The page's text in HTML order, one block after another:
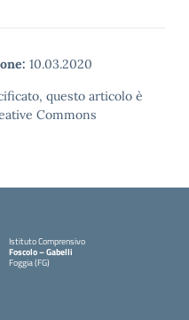
10.03.2020
questo articolo è
Commons
Istituto Comprensivo
Foscolo – Gabelli
Foggia (FG)
— Visita la pagina iniziale della scuola